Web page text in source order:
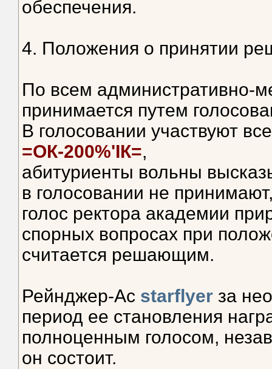
обеспечения.
4. Положения о принятии
По всем административно-
принимается путем
В голосовании участвуют
=ОК-200%'IК=,
абитуриенты вольны
в голосовании не
голос ректора академии
спорных вопросах при
считается решающим.
Рейнджер-Ас starflyer за
период ее становления
полноценным голосом,
он состоит.